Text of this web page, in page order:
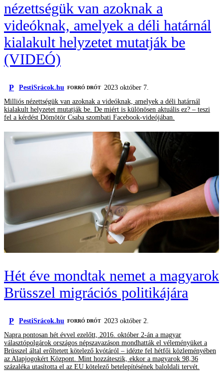
nézettségük van azoknak a
videóknak, amelyek a déli határnál
kialakult helyzetet mutatják be
(VIDEÓ)
P PestiSrácok.hu FORRÓ DRÓT 2023 október 7.
Milliós nézettségük van azoknak a videóknak, amelyek a déli határnál
kialakult helyzetet mutatják be. De miért is különösen aktuális ez? – teszi
fel a kérdést Dömötör Csaba szombati Facebook-videójában.
Hét éve mondtak nemet a magyarok
Brüsszel migrációs politikájára
P PestiSrácok.hu FORRÓ DRÓT
2023 október 2.
Napra pontosan hét évvel ezelőtt, 2016. október 2-án a magyar
választópolgárok országos népszavazáson mondhatták el véleményüket a
Brüsszel által erőltetett kötelező kvótáról – idézte fel hétfői közleményében
az Alapjogokért Központ. Mint hozzáteszik, ekkor a magyarok 98,36
százaléka utasította el az EU kötelező betelepítésének baloldali tervét.